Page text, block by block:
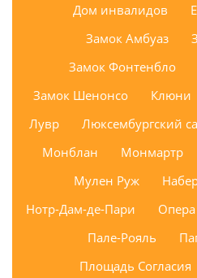
Дом инвалидов
Замок Амбуаз
Замок Фонтенбло
Замок Шенонсо
Клюни
Лувр
Люксембургский
Монблан
Монмартр
Мулен Руж
Нотр-Дам-де-Пари
Пале-Рояль
Площадь Согласия